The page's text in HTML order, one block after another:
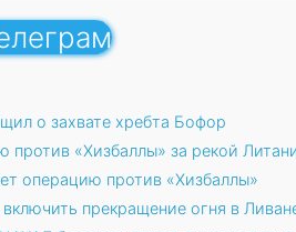
о захвате хребта Бофор
«Хизбаллы» за рекой
операцию против «Хизбаллы»
прекращение огня в